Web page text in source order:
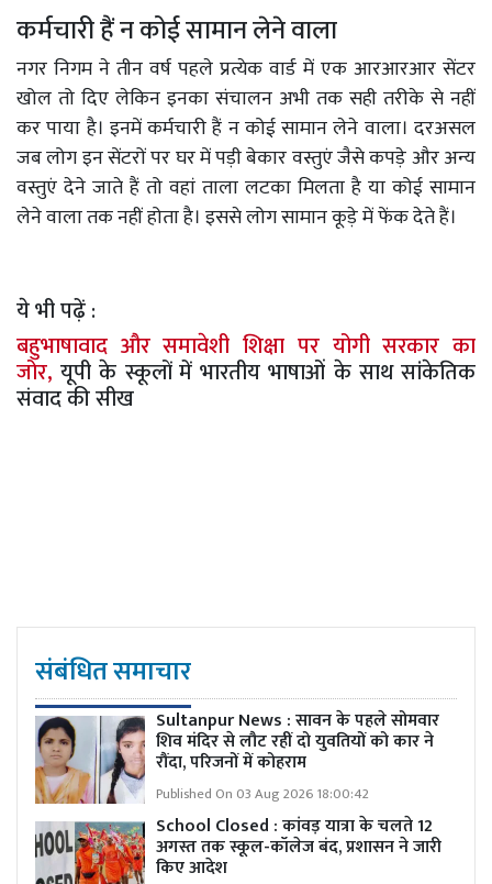
कर्मचारी हैं न कोई सामान लेने वाला
नगर निगम ने तीन वर्ष पहले प्रत्येक वार्ड में एक आरआरआर सेंटर
खोल तो दिए लेकिन इनका संचालन अभी तक सही तरीके से नहीं
कर पाया है। इनमें कर्मचारी हैं न कोई सामान लेने वाला। दरअसल
जब लोग इन सेंटरों पर घर में पड़ी बेकार वस्तुएं जैसे कपड़े और अन्य
वस्तुएं देने जाते हैं तो वहां ताला लटका मिलता है या कोई सामान
लेने वाला तक नहीं होता है। इससे लोग सामान कूड़े में फेंक देते हैं।
ये भी पढ़ें :
बहुभाषावाद और समावेशी शिक्षा पर योगी सरकार का
जोर, यूपी के स्कूलों में भारतीय भाषाओं के साथ सांकेतिक
संवाद की सीख
संबंधित समाचार
Sultanpur News : सावन के पहले सोमवार
शिव मंदिर से लौट रहीं दो युवतियों को कार ने
रौंदा, परिजनों में कोहराम
Published On 03 Aug 2026 18:00:42
School Closed : कांवड़ यात्रा के चलते 12
अगस्त तक स्कूल-कॉलेज बंद, प्रशासन ने जारी
किए आदेश